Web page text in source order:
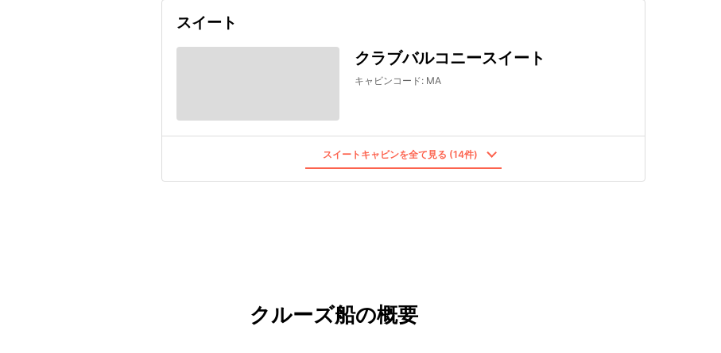
スイート
クラブバルコニースイート
キャビンコード: MA
スイートキャビンを全て見る (14件)
クルーズ船の概要